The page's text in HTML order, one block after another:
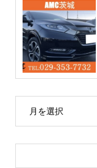
月を選択